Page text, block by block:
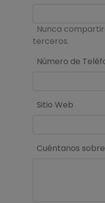
Nunca
terceros.
Número de
Sitio Web
Cuéntanos